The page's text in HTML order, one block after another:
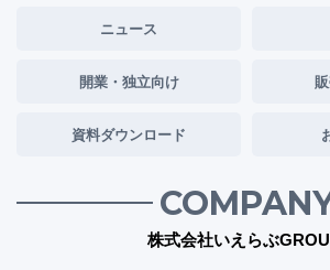
ニュース
開業・独立向け
資料ダウンロード
株式会社いえらぶ